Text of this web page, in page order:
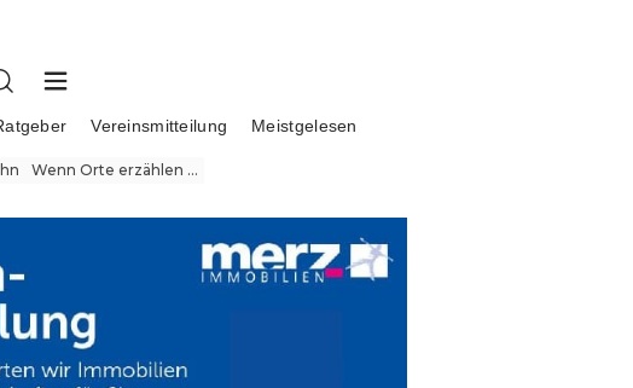
Vereinsmitteilung Meistgelesen
Wenn Orte erzählen ...